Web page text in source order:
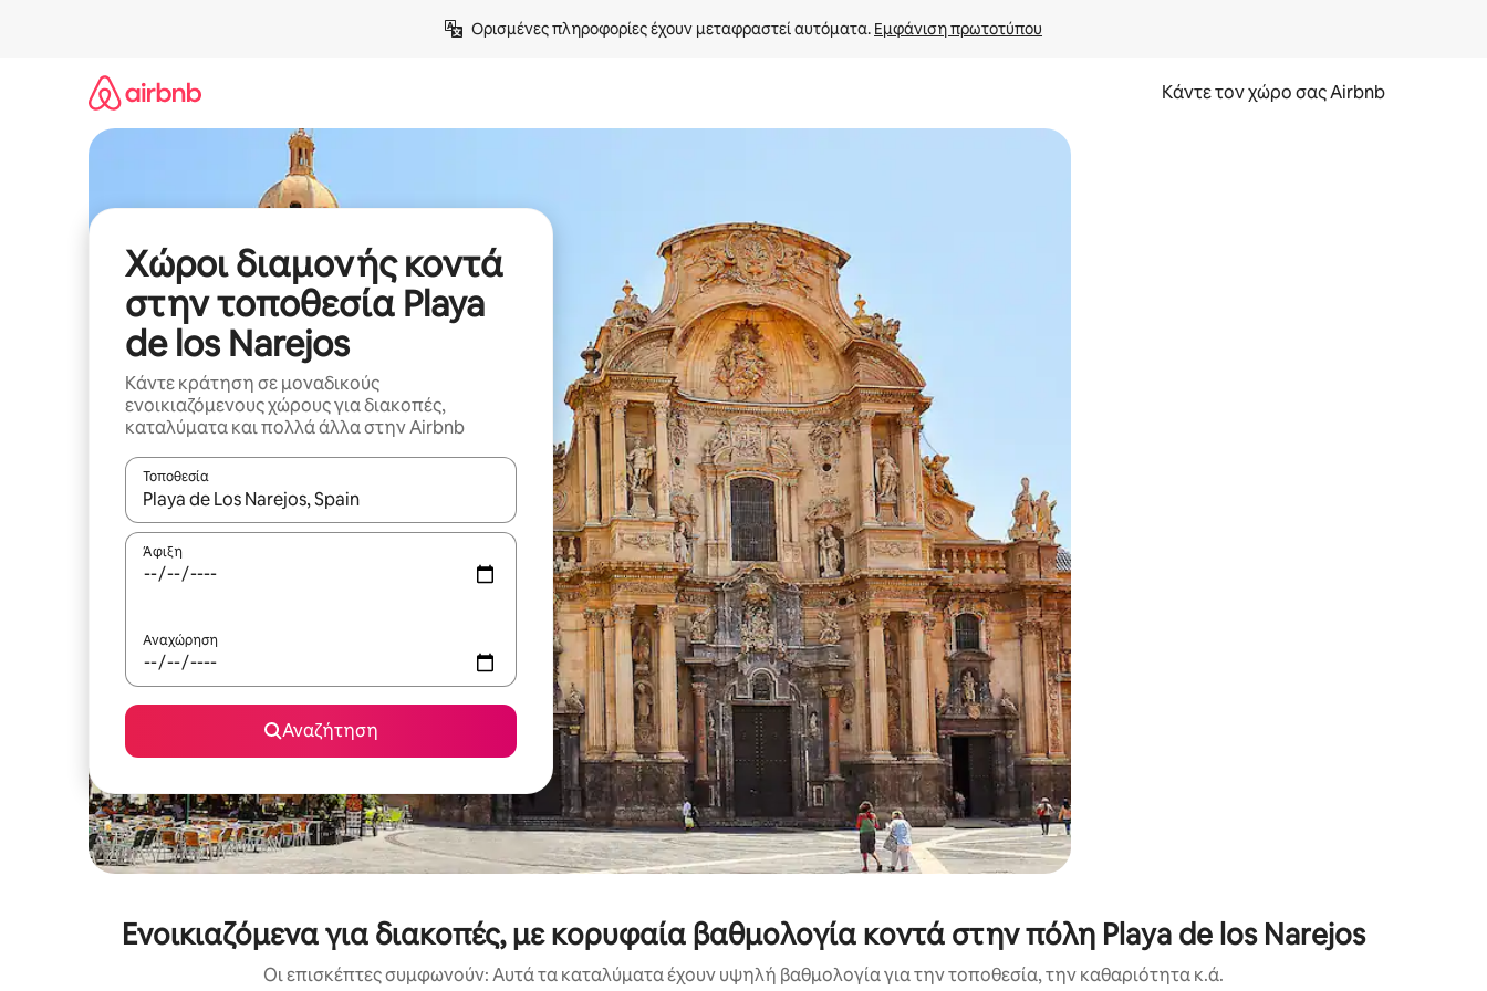
Ορισμένες πληροφορίες έχουν μεταφραστεί αυτόματα. Εμφάνιση πρωτοτύπου
Κάντε τον χώρο σας Airbnb
Χώροι διαμονής κοντά
στην τοποθεσία Playa
de los Narejos
Κάντε κράτηση σε μοναδικούς
ενοικιαζόμενους χώρους για διακοπές,
καταλύματα και πολλά άλλα στην Airbnb
Τοποθεσία
Όταν τα αποτελέσματα είναι διαθέσιμα, μπορείτε να πλοηγηθείτε στη σελίδα με τα κουμπιά πάνω και κάτω βέλους, να την εξερευνήσετε με την αφή ή να τη σύρετε με τα δάχτυλα.
Άφιξη
Αναχώρηση
Αναζήτηση
Ενοικιαζόμενα για διακοπές, με κορυφαία βαθμολογία κοντά στην πόλη Playa de los Narejos
Οι επισκέπτες συμφωνούν: Αυτά τα καταλύματα έχουν υψηλή βαθμολογία για την τοποθεσία, την καθαριότητα κ.ά.